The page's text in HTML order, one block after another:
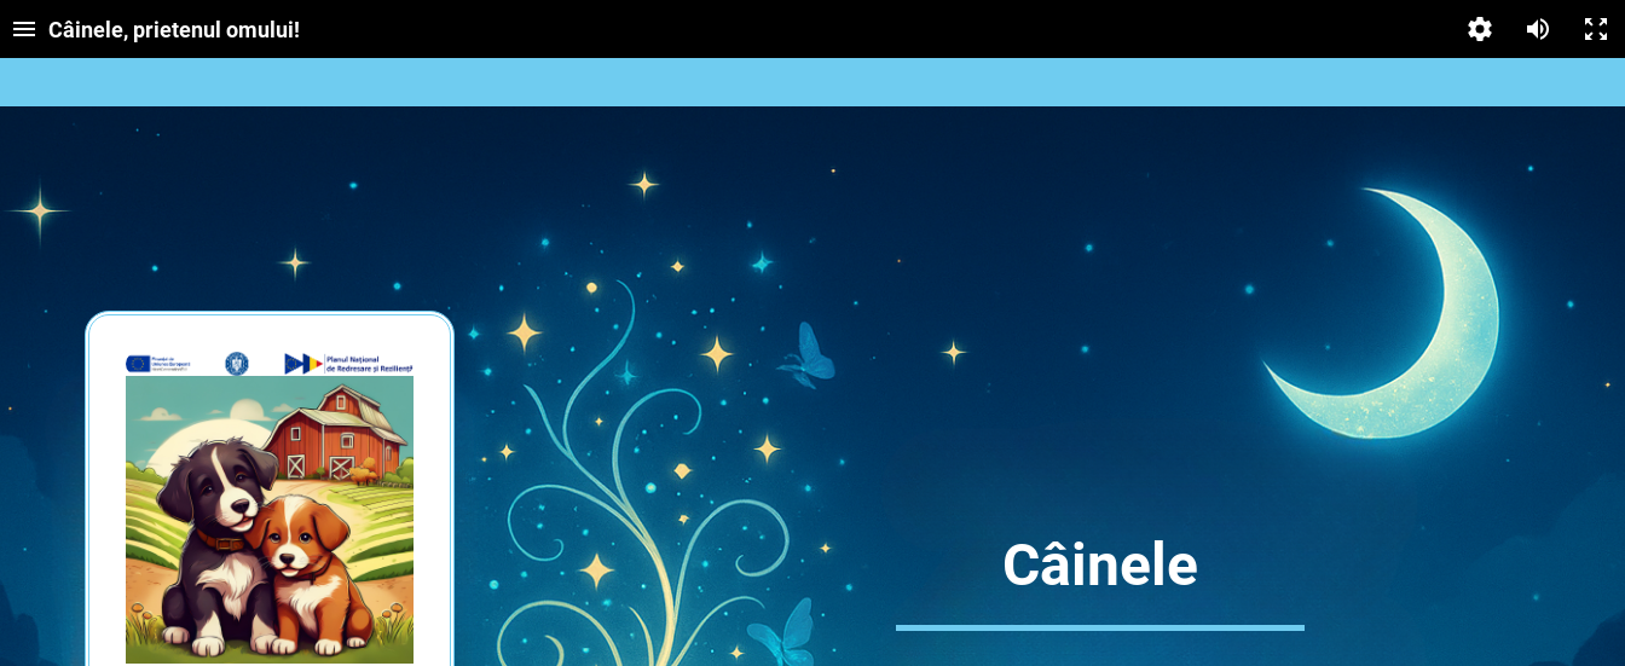
Câinele, prietenul omului!
Câinele